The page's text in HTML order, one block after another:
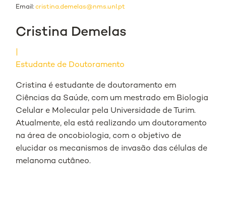
Email: cristina.demelas@nms.unl.pt
Cristina Demelas
Estudante de Doutoramento
Cristina é estudante de doutoramento em
Ciências da Saúde, com um mestrado em Biologia
Celular e Molecular pela Universidade de Turim.
Atualmente, ela está realizando um doutoramento
na área de oncobiologia, com o objetivo de
elucidar os mecanismos de invasão das células de
melanoma cutâneo.